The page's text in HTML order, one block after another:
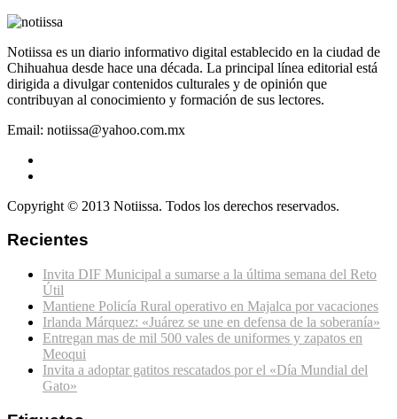
Notiissa es un diario informativo digital establecido en la ciudad de
Chihuahua desde hace una década. La principal línea editorial está
dirigida a divulgar contenidos culturales y de opinión que
contribuyan al conocimiento y formación de sus lectores.
Email: notiissa@yahoo.com.mx
Copyright © 2013 Notiissa. Todos los derechos reservados.
Recientes
Invita DIF Municipal a sumarse a la última semana del Reto
Útil
Mantiene Policía Rural operativo en Majalca por vacaciones
Irlanda Márquez: «Juárez se une en defensa de la soberanía»
Entregan mas de mil 500 vales de uniformes y zapatos en
Meoqui
Invita a adoptar gatitos rescatados por el «Día Mundial del
Gato»